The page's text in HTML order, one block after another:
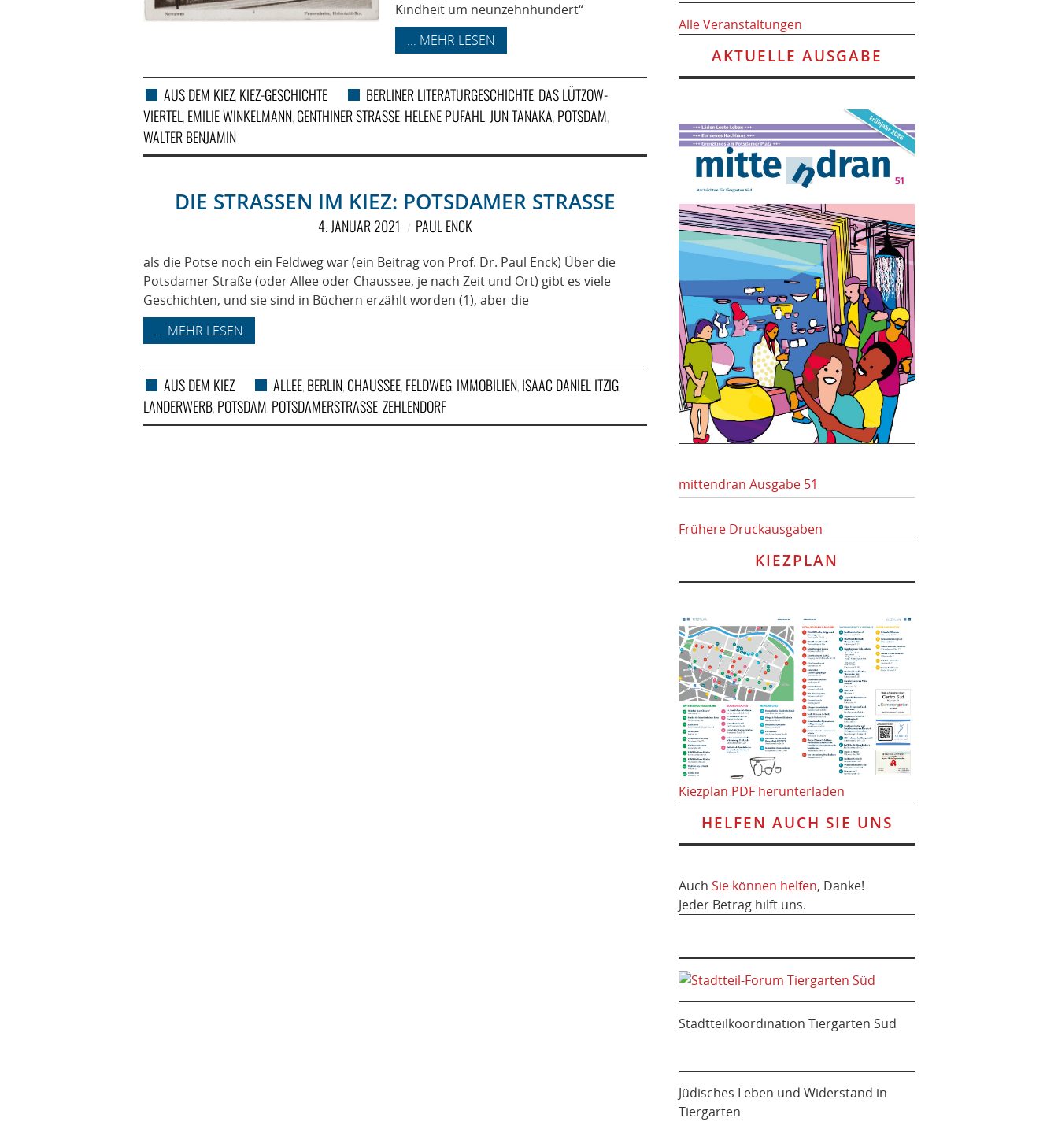
Kindheit um neunzehnhundert“
... MEHR LESEN
AUS DEM KIEZ, KIEZ-GESCHICHTE BERLINER LITERATURGESCHICHTE, DAS LÜTZOW-
VIERTEL , EMILIE WINKELMANN, GENTHINER STRASSE , HELENE PUFAHL , JUN TANAKA, POTSDAM,
WALTER BENJAMIN
DIE STRASSEN IM KIEZ: POTSDAMER STRASSE
4. JANUAR 2021 PAUL ENCK
als die Potse noch ein Feldweg war (ein Beitrag von Prof. Dr. Paul Enck) Über die
Potsdamer Straße (oder Allee oder Chaussee, je nach Zeit und Ort) gibt es viele
Geschichten, und sie sind in Büchern erzählt worden (1), aber die
... MEHR LESEN
AUS DEM KIEZ ALLEE, BERLIN, CHAUSSEE, FELDWEG, IMMOBILIEN, ISAAC DANIEL ITZIG,
LANDERWERB, POTSDAM, POTSDAMERSTRASSE ,ZEHLENDORF
Alle Veranstaltungen
AKTUELLE AUSGABE
mittendran Ausgabe 51
Frühere Druckausgaben
KIEZPLAN
Kiezplan PDF herunterladen
HELFEN AUCH SIE UNS
Auch Sie können helfen, Danke!
Jeder Betrag hilft uns.
Stadtteilkoordination Tiergarten Süd
Jüdisches Leben und Widerstand in
Tiergarten